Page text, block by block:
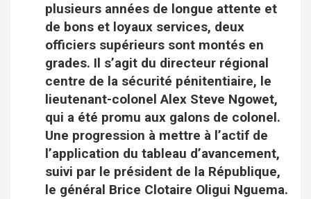
plusieurs années de longue attente et
de bons et loyaux services, deux
officiers supérieurs sont montés en
grades. Il s’agit du directeur régional
centre de la sécurité pénitentiaire, le
lieutenant-colonel Alex Steve Ngowet,
qui a été promu aux galons de colonel.
Une progression à mettre à l’actif de
l’application du tableau d’avancement,
suivi par le président de la République,
le général Brice Clotaire Oligui Nguema.